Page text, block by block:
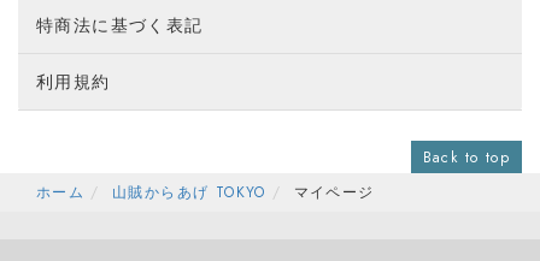
特商法に基づく表記
利用規約
Back to top
ホーム
山賊からあげ TOKYO マイページ